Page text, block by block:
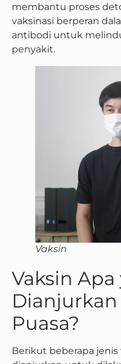
membantu proses
vaksinasi berperan
antibodi untuk
penyakit.
Vaksin
Vaksin Apa
Puasa?
Berikut beberapa